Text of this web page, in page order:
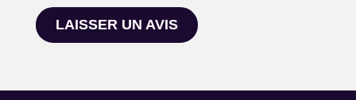
LAISSER UN AVIS